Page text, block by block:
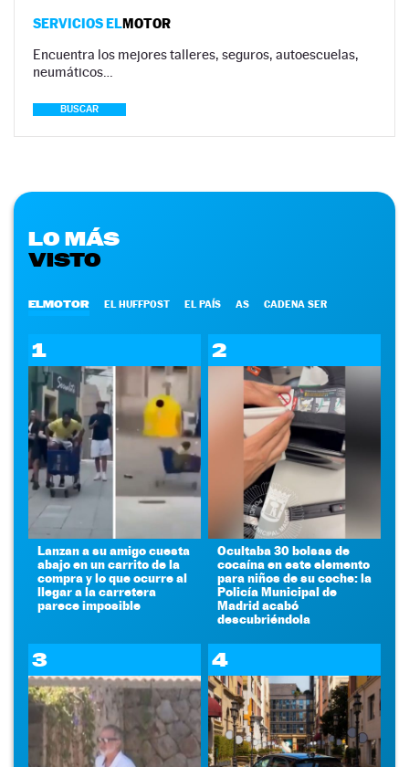
SERVICIOS ELMOTOR
Encuentra los mejores talleres, seguros, autoescuelas,
neumáticos…
BUSCAR
LO MÁS
VISTO
ELMOTOR EL HUFFPOST EL PAÍS AS CADENA SER
1
Lanzan a su amigo cuesta
abajo en un carrito de la
compra y lo que ocurre al
llegar a la carretera
parece imposible
2
Ocultaba 30 bolsas de
cocaína en este elemento
para niños de su coche: la
Policía Municipal de
Madrid acabó
descubriéndola
3 4